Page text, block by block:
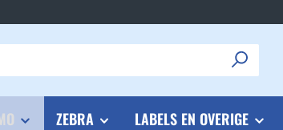
ZEBRA LABELS EN OVERIGE